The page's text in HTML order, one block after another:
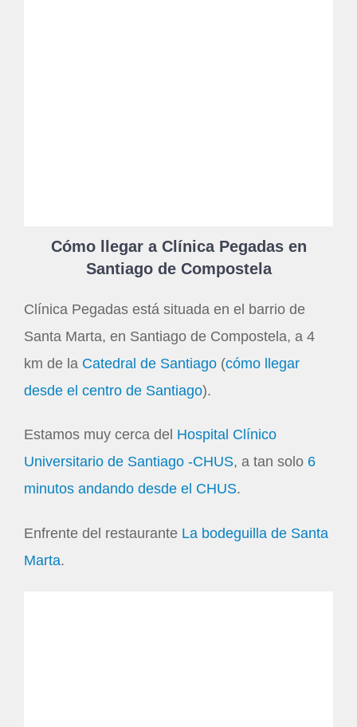
Cómo llegar a Clínica Pegadas en
Santiago de Compostela
Clínica Pegadas está situada en el barrio de
Santa Marta, en Santiago de Compostela, a 4
km de la Catedral de Santiago (cómo llegar
desde el centro de Santiago).
Estamos muy cerca del Hospital Clínico
Universitario de Santiago -CHUS, a tan solo 6
minutos andando desde el CHUS.
Enfrente del restaurante La bodeguilla de Santa
Marta.